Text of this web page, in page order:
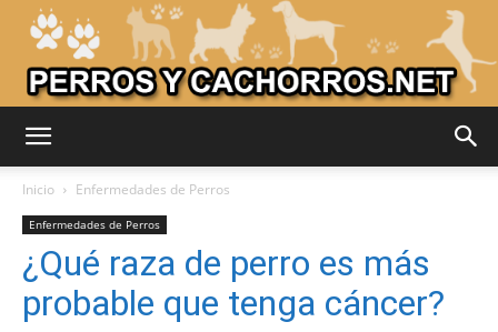
Perros
Inicio Enfermedades de Perros
Enfermedades de Perros
¿Qué raza de perro es más
probable que tenga cáncer?